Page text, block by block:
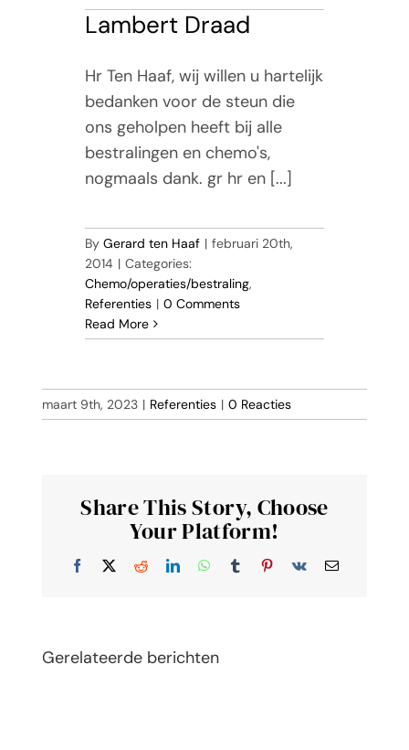
Lambert Draad
Hr Ten Haaf, wij willen u hartelijk
bedanken voor de steun die
ons geholpen heeft bij alle
bestralingen en chemo's,
nogmaals dank. gr hr en [...]
By Gerard ten Haaf | februari 20th,
2014 | Categories:
Chemo/operaties/bestraling,
Referenties | 0 Comments
Read More
maart 9th, 2023 | Referenties | 0 Reacties
Share This Story, Choose
Your Platform!
Facebook
X RedditLinkedInWhatsApp
TumblrPinterest
Vk
E-
Gerelateerde berichten